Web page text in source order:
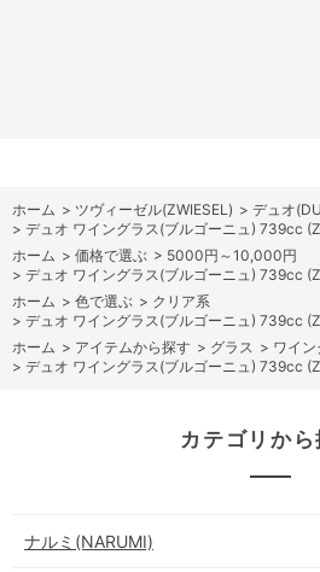
ホーム > ツヴィーゼル(ZWIESEL) > デュオ
> デュオ ワイングラス(ブルゴーニュ) 739cc
ホーム > 価格で選ぶ > 5000円～10,000円
> デュオ ワイングラス(ブルゴーニュ) 739cc
ホーム > 色で選ぶ > クリア系
> デュオ ワイングラス(ブルゴーニュ) 739cc
ホーム > アイテムから探す > グラス > ワイン
> デュオ ワイングラス(ブルゴーニュ) 739cc
カテゴリから
ナルミ(NARUMI)